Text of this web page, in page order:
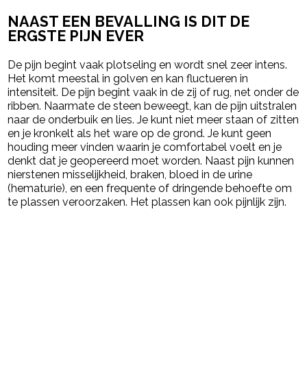
NAAST EEN BEVALLING IS DIT DE
ERGSTE PIJN EVER
De pijn begint vaak plotseling en wordt snel zeer intens.
Het komt meestal in golven en kan fluctueren in
intensiteit. De pijn begint vaak in de zij of rug, net onder de
ribben. Naarmate de steen beweegt, kan de pijn uitstralen
naar de onderbuik en lies. Je kunt niet meer staan of zitten
en je kronkelt als het ware op de grond. Je kunt geen
houding meer vinden waarin je comfortabel voelt en je
denkt dat je geopereerd moet worden. Naast pijn kunnen
nierstenen misselijkheid, braken, bloed in de urine
(hematurie), en een frequente of dringende behoefte om
te plassen veroorzaken. Het plassen kan ook pijnlijk zijn.